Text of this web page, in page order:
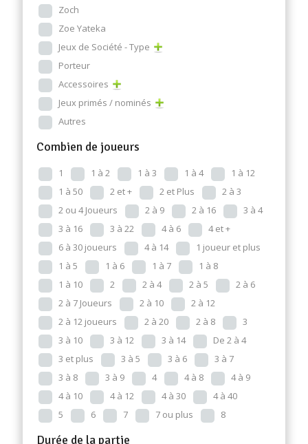
Zoch
Zoe Yateka
Jeux de Société - Type
Porteur
Accessoires
Jeux primés / nominés
Autres
Combien de joueurs
1 1 à 2 1 à 3 1 à 4
1 à 12
1 à 50
2 et + 2 et Plus
2 à 3
2 ou 4 Joueurs
2 à 9 2 à 16
3 à 4
3 à 16
3 à 22 4 à 6
4 et +
6 à 30 joueurs
4 à 14
1 joueur et plus
1 à 5
1 à 6 1 à 7
1 à 8
1 à 10
2 2 à 4 2 à 5
2 à 6
2 à 7 Joueurs
2 à 10
2 à 12
2 à 12 joueurs
2 à 20 2 à 8
3
3 à 10
3 à 12 3 à 14
De 2 à 4
3 et plus
3 à 5 3 à 6
3 à 7
3 à 8
3 à 9 4 4 à 8
4 à 9
4 à 10
4 à 12 4 à 30
4 à 40
5
6 7 7 ou plus 8
Durée de la partie